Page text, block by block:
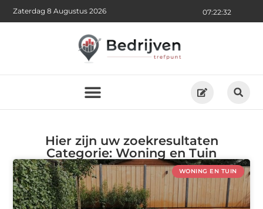
07:22:35
Zaterdag 8 Augustus 2026
Hier zijn uw zoekresultaten
Categorie: Woning en Tuin
WONING EN TUIN